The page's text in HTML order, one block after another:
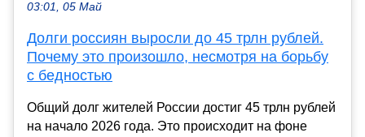
03:01, 05 Май
Долги россиян выросли до 45 трлн рублей.
Почему это произошло, несмотря на борьбу
с бедностью
Общий долг жителей России достиг 45 трлн рублей
на начало 2026 года. Это происходит на фоне